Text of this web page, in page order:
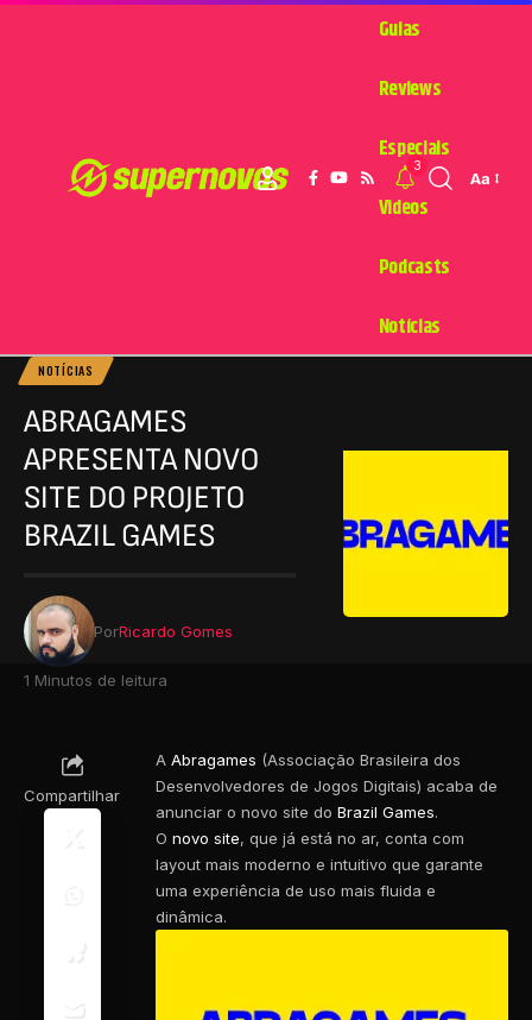
Guias
Reviews
Especiais
Videos
Podcasts
Notícias
3
Aa
NOTÍCIAS
ABRAGAMES
APRESENTA NOVO
SITE DO PROJETO
BRAZIL GAMES
PorRicardo Gomes
1 Minutos de leitura
Compartilhar
A Abragames (Associação Brasileira dos
Desenvolvedores de Jogos Digitais) acaba de
anunciar o novo site do Brazil Games.
O novo site, que já está no ar, conta com
layout mais moderno e intuitivo que garante
uma experiência de uso mais fluida e
dinâmica.